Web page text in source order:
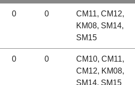
0 0
CM11, CM12,
KM08, SM14,
SM15
0 0
CM10, CM11,
CM12, KM08,
SM14, SM15